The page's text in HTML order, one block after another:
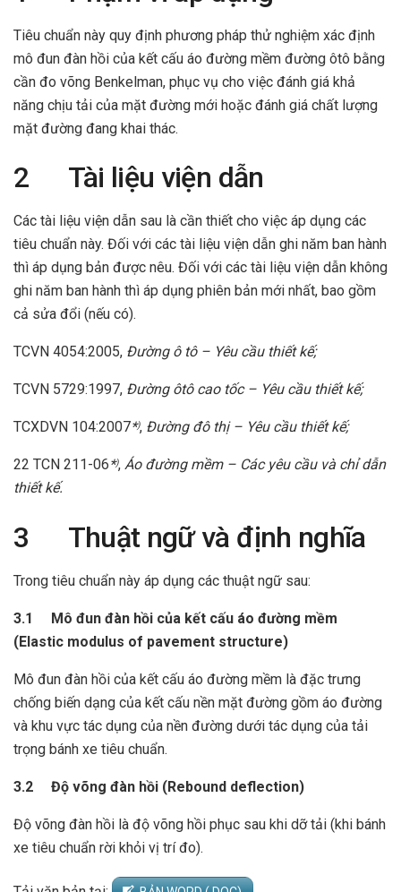
Tiêu chuẩn này quy định phương pháp thử nghiệm xác định
mô đun đàn hồi của kết cấu áo đường mềm đường ôtô bằng
cần đo võng Benkelman, phục vụ cho việc đánh giá khả
năng chịu tải của mặt đường mới hoặc đánh giá chất lượng
mặt đường đang khai thác.
2 Tài liệu viện dẫn
Các tài liệu viện dẫn sau là cần thiết cho việc áp dụng các
tiêu chuẩn này. Đối với các tài liệu viện dẫn ghi năm ban hành
thì áp dụng bản được nêu. Đối với các tài liệu viện dẫn không
ghi năm ban hành thì áp dụng phiên bản mới nhất, bao gồm
cả sửa đổi (nếu có).
TCVN 4054:2005, Đường ô tô – Yêu cầu thiết kế;
TCVN 5729:1997, Đường ôtô cao tốc – Yêu cầu thiết kế;
TCXDVN 104:2007*), Đường đô thị – Yêu cầu thiết kế;
22 TCN 211-06*), Áo đường mềm – Các yêu cầu và chỉ dẫn
thiết kế.
3 Thuật ngữ và định nghĩa
Trong tiêu chuẩn này áp dụng các thuật ngữ sau:
3.1 Mô đun đàn hồi của kết cấu áo đường mềm
(Elastic modulus of pavement structure)
Mô đun đàn hồi của kết cấu áo đường mềm là đặc trưng
chống biến dạng của kết cấu nền mặt đường gồm áo đường
và khu vực tác dụng của nền đường dưới tác dụng của tải
trọng bánh xe tiêu chuẩn.
3.2 Độ võng đàn hồi (Rebound deflection)
Độ võng đàn hồi là độ võng hồi phục sau khi dỡ tải (khi bánh
xe tiêu chuẩn rời khỏi vị trí đo).